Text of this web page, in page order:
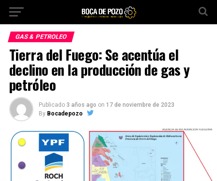
GAS & PETROLEO
Tierra del Fuego: Se acentúa el
declino en la producción de gas y
petróleo
Publicado 3 años ago on 17 de noviembre de 2023
By Bocadepozo